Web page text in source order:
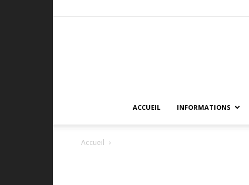
ACCUEIL INFORMATIONS
Accueil